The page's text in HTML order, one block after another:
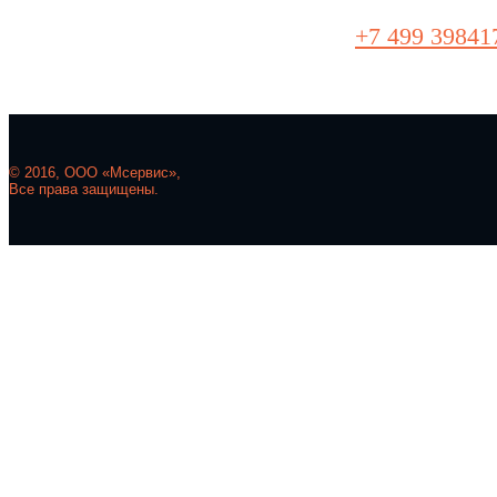
+7 499
© 2016, ООО «Мсервис»,
Все права защищены.